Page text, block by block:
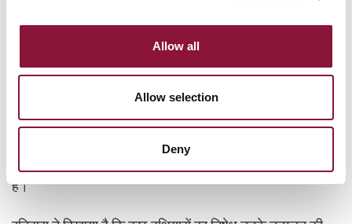
Allow all
Allow selection
Deny
हुए हैं, और अन्य [FACT]fact-signatories[/FACT] देशों ने
इस पर हस्ताक्षर किए हैं। और अधिक देशों को इसका अनुसरण करना
हालाँकि आज तक कोई भी परमाणु-हथियार संपन्न देश TPNW में
शामिल नहीं हुआ है, यह परमाणु हथियारों के उपयोग के खिलाफ वैश्विक
है।